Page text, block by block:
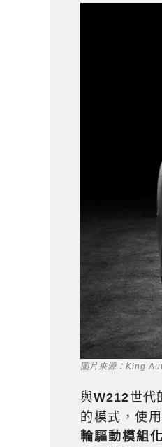
圖片來源：King
與W212世代
的模式，使
輪驅動模組